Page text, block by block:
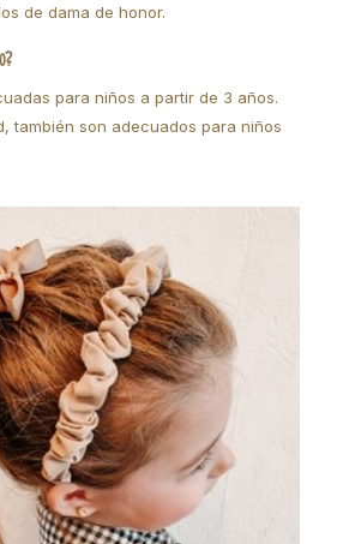
de dama de honor.
para niños a partir de 3 años.
también son adecuados para niños